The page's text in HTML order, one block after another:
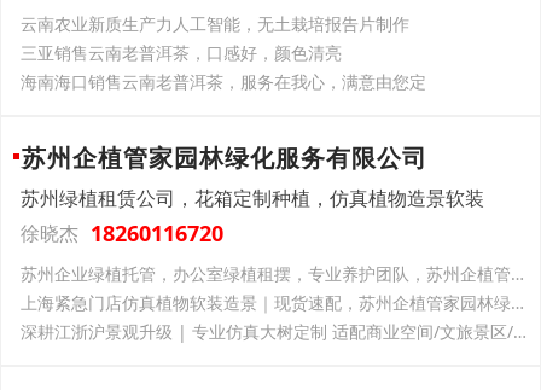
云南‌农业新质生产力‌人工智能，无土栽培报告片制作
三亚销售云南老普洱茶，口感好，颜色清亮
海南海口销售云南老普洱茶，服务在我心，满意由您定
苏州企植管家园林绿化服务有限公司
苏州绿植租赁公司，花箱定制种植，仿真植物造景软装
徐晓杰 18260116720
苏州企业绿植托管，办公室绿植租摆，专业养护团队，苏州企植管家园林绿化一站式服务
上海紧急门店仿真植物软装造景｜现货速配，苏州企植管家园林绿化解你开业燃眉之急
深耕江浙沪景观升级 | 专业仿真大树定制 适配商业空间/文旅景区/厂区园区